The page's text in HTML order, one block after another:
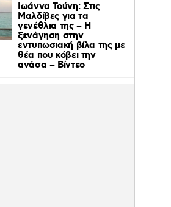
Ιωάννα Τούνη: Στις
Μαλδίβες για τα
γενέθλια της – H
ξενάγηση στην
εντυπωσιακή βίλα της με
θέα που κόβει την
ανάσα – Βίντεο